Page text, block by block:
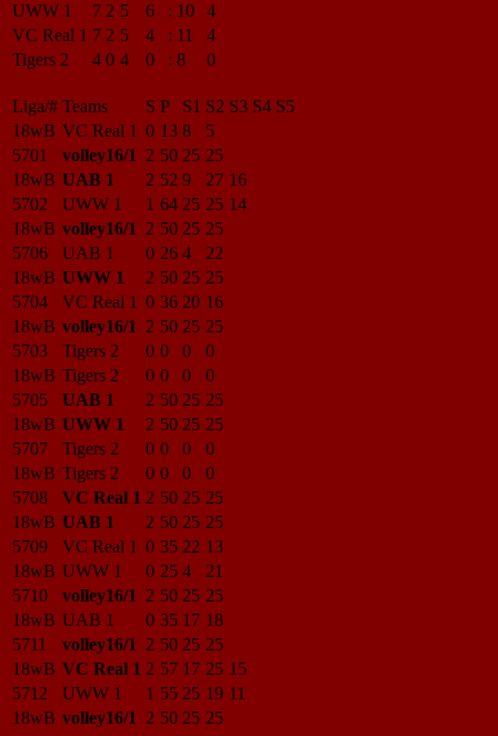
UWW 1
7 2 5 6 : 10
4
VC Real 1 7 2 5 4 : 11
4
Tigers 2
4 0 4 0 : 8 0
Liga/# Teams S P S1 S2 S3 S4 S5
18wB VC Real 1 0 13 8
5
5701
volley16/1 2 50 25 25
18wB UAB 1 2 52 9 27 16
5702
UWW 1 1 64 25 25 14
18wB volley16/1 2 50 25 25
5706
UAB 1 0 26 4
22
18wB UWW 1 2 50 25 25
5704
VC Real 1 0 36 20 16
18wB volley16/1 2 50 25 25
5703
Tigers 2 0 0 0
0
18wB Tigers 2 0 0 0
0
5705
UAB 1 2 50 25 25
18wB UWW 1 2 50 25 25
5707
Tigers 2 0 0 0
0
18wB Tigers 2 0 0 0
0
5708
VC Real 1 2 50 25 25
18wB UAB 1 2 50 25 25
5709
VC Real 1 0 35 22 13
18wB UWW 1 0 25 4
21
5710
volley16/1 2 50 25 25
18wB UAB 1 0 35 17 18
5711
volley16/1 2 50 25 25
18wB VC Real 1 2 57 17 25 15
5712
UWW 1 1 55 25 19 11
18wB volley16/1 2 50 25 25